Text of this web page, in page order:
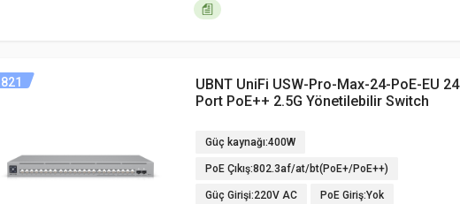
UBNT UniFi USW-Pro-Max-24-PoE-EU 24
Port PoE++ 2.5G Yönetilebilir Switch
Güç kaynağı:400W
PoE Çıkış:802.3af/at/bt(PoE+/PoE++)
Güç Girişi:220V AC PoE Giriş:Yok